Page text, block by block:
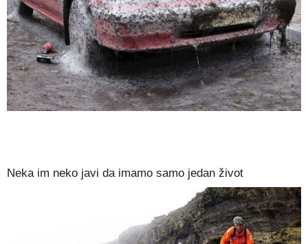
Neka im neko javi da imamo samo jedan život